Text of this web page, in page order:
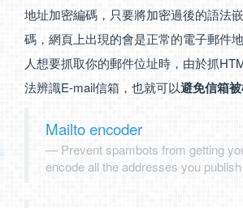
地址加密編碼，只要將加密過後的語法
碼，網頁上出現的會是正常的電子郵件
人想要抓取你的郵件位址時，由於抓
法辨識E-mail信箱，也就可以避免信箱
Mailto encoder
Prevent spambots from getting
encode all the addresses you